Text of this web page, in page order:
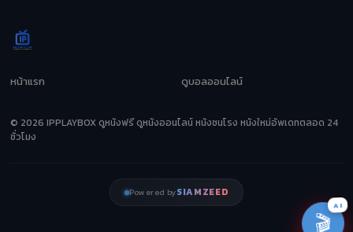
หน้าแรก ดูบอลออนไลน์
© 2026 IPPLAYBOX ดูหนังฟรี ดูหนังออนไลน์ หนังชนโรง หนังใหม่อัพเดทตลอด 24
ชั่วโมง
Powered bySIAMZEED
🎬
AI